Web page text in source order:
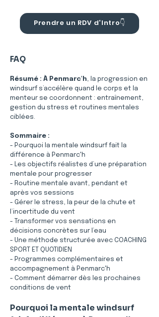
Prendre un RDV d'Intro👇
FAQ
Résumé : À Penmarc'h, la progression en
windsurf s’accélère quand le corps et la
menteur se coordonnent : entraînement,
gestion du stress et routines mentales
ciblées.
Sommaire :
- Pourquoi la mentale windsurf fait la
différence à Penmarc'h
- Les objectifs réalistes d’une préparation
mentale pour progresser
- Routine mentale avant, pendant et
après vos sessions
- Gérer le stress, la peur de la chute et
l’incertitude du vent
- Transformer vos sensations en
décisions concrètes sur l’eau
- Une méthode structurée avec COACHING
SPORT ET QUOTIDIEN
- Programmes complémentaires et
accompagnement à Penmarc'h
- Comment démarrer dès les prochaines
conditions de vent
Pourquoi la mentale windsurf